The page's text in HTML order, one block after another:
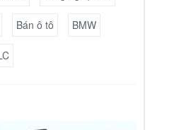
Bán ô tô BMW